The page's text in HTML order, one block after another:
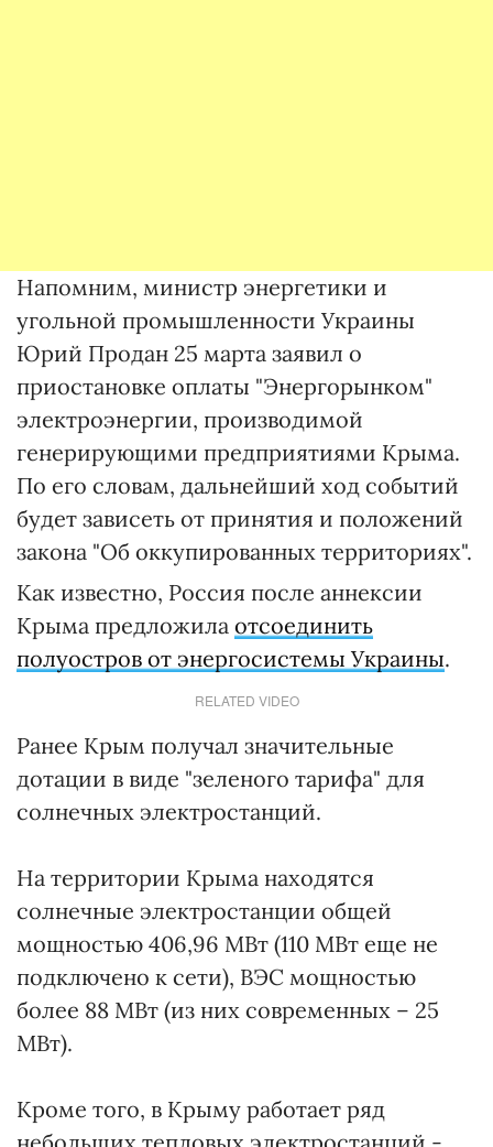
Напомним, министр энергетики и
угольной промышленности Украины
Юрий Продан 25 марта заявил о
приостановке оплаты "Энергорынком"
электроэнергии, производимой
генерирующими предприятиями Крыма.
По его словам, дальнейший ход событий
будет зависеть от принятия и положений
закона "Об оккупированных территориях".
Как известно, Россия после аннексии
Крыма предложила отсоединить
полуостров от энергосистемы Украины.
RELATED VIDEO
Ранее Крым получал значительные
дотации в виде "зеленого тарифа" для
солнечных электростанций.
На территории Крыма находятся
солнечные электростанции общей
мощностью 406,96 МВт (110 МВт еще не
подключено к сети), ВЭС мощностью
более 88 МВт (из них современных – 25
МВт).
Кроме того, в Крыму работает ряд